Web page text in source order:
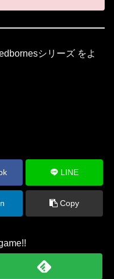
シリーズ をよ
LINE
Copy